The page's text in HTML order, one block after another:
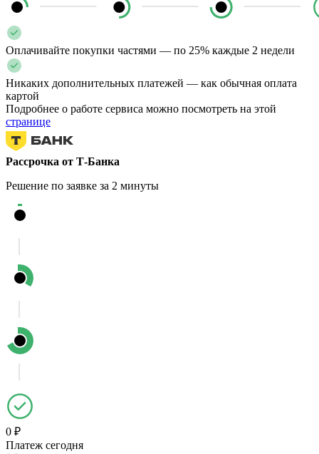
Оплачивайте покупки частями — по 25% каждые 2 недели
Никаких дополнительных платежей — как обычная оплата
картой
Подробнее о работе сервиса можно посмотреть на этой
странице
Рассрочка от Т-Банка
Решение по заявке за 2 минуты
0 ₽
Платеж сегодня